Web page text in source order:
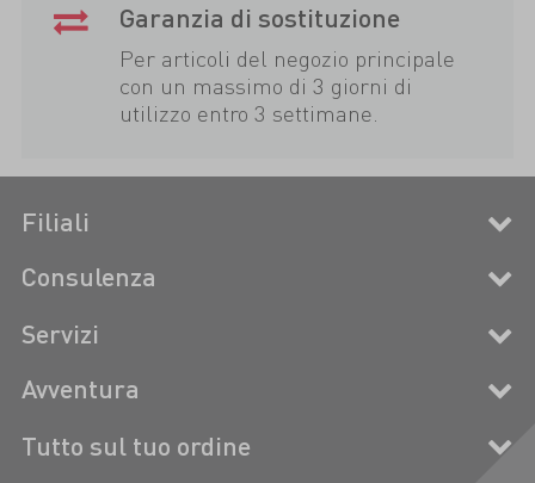
Garanzia di sostituzione
Per articoli del negozio principale
con un massimo di 3 giorni di
utilizzo entro 3 settimane.
Filiali
Consulenza
Servizi
Avventura
Tutto sul tuo ordine